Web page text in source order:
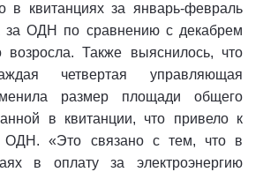
в квитанциях за январь-февраль
за ОДН по сравнению с декабрем
возросла. Также выяснилось, что
четвертая управляющая
размер площади общего
в квитанции, что привело к
ОДН. «Это связано с тем, что в
в оплату за электроэнергию